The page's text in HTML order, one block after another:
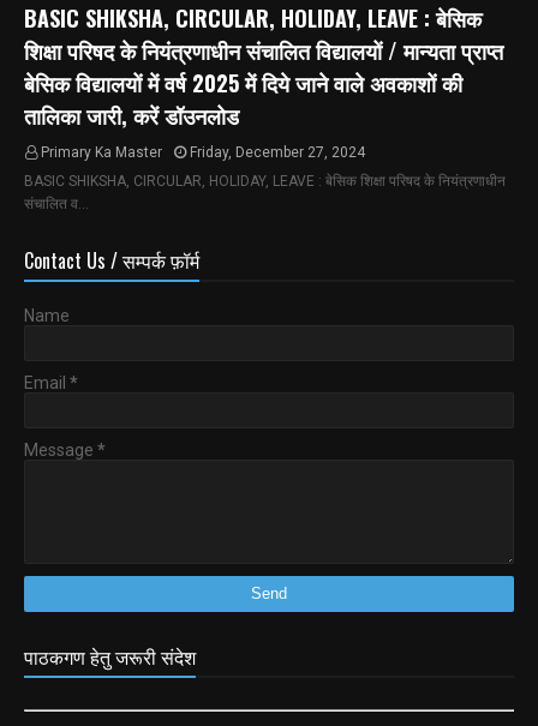
BASIC SHIKSHA, CIRCULAR, HOLIDAY, LEAVE : बेसिक
शिक्षा परिषद के नियंत्रणाधीन संचालित विद्यालयों / मान्यता प्राप्त
बेसिक विद्यालयों में वर्ष 2025 में दिये जाने वाले अवकाशों की
तालिका जारी, करें डॉउनलोड
Primary Ka Master
Friday, December 27, 2024
BASIC SHIKSHA, CIRCULAR, HOLIDAY, LEAVE : बेसिक शिक्षा परिषद के नियंत्रणाधीन
संचालित व…
Contact Us / सम्पर्क फ़ॉर्म
Name
Email *
Message *
पाठकगण हेतु जरूरी संदेश